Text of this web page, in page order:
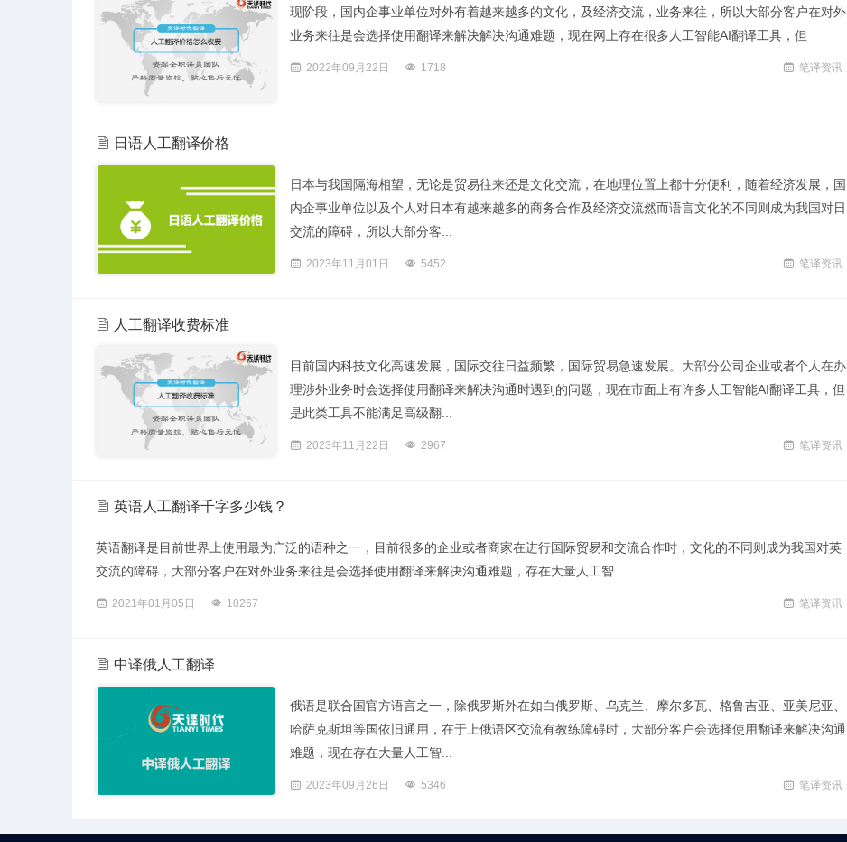
现阶段，国内企事业单位对外有着越来越多的文化，及经济交流，业务来往，所以大部分客户在对外
业务来往是会选择使用翻译来解决解决沟通难题，现在网上存在很多人工智能AI翻译工具，但
笔译资讯
2022年09月22日 1718
日语人工翻译价格
日本与我国隔海相望，无论是贸易往来还是文化交流，在地理位置上都十分便利，随着经济发展，国
内企事业单位以及个人对日本有越来越多的商务合作及经济交流然而语言文化的不同则成为我国对日
交流的障碍，所以大部分客...
笔译资讯
2023年11月01日 5452
人工翻译收费标准
目前国内科技文化高速发展，国际交往日益频繁，国际贸易急速发展。大部分公司企业或者个人在办
理涉外业务时会选择使用翻译来解决沟通时遇到的问题，现在市面上有许多人工智能AI翻译工具，但
是此类工具不能满足高级翻...
笔译资讯
2023年11月22日 2967
英语人工翻译千字多少钱？
英语翻译是目前世界上使用最为广泛的语种之一，目前很多的企业或者商家在进行国际贸易和交流合作时，文化的不同则成为我国对英
交流的障碍，大部分客户在对外业务来往是会选择使用翻译来解决沟通难题，存在大量人工智...
笔译资讯
2021年01月05日 10267
中译俄人工翻译
俄语是联合国官方语言之一，除俄罗斯外在如白俄罗斯、乌克兰、摩尔多瓦、格鲁吉亚、亚美尼亚、
哈萨克斯坦等国依旧通用，在于上俄语区交流有教练障碍时，大部分客户会选择使用翻译来解决沟通
难题，现在存在大量人工智...
笔译资讯
2023年09月26日 5346